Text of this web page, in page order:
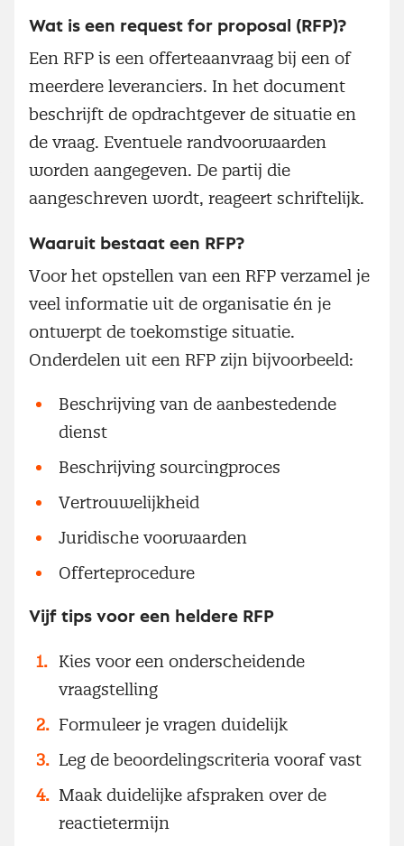
Wat is een request for proposal (RFP)?
Een RFP is een offerteaanvraag bij een of
meerdere leveranciers. In het document
beschrijft de opdrachtgever de situatie en
de vraag. Eventuele randvoorwaarden
worden aangegeven. De partij die
aangeschreven wordt, reageert schriftelijk.
Waaruit bestaat een RFP?
Voor het opstellen van een RFP verzamel je
veel informatie uit de organisatie én je
ontwerpt de toekomstige situatie.
Onderdelen uit een RFP zijn bijvoorbeeld:
Beschrijving van de aanbestedende
dienst
Beschrijving sourcingproces
Vertrouwelijkheid
Juridische voorwaarden
Offerteprocedure
Vijf tips voor een heldere RFP
Kies voor een onderscheidende
vraagstelling
Formuleer je vragen duidelijk
Leg de beoordelingscriteria vooraf vast
Maak duidelijke afspraken over de
reactietermijn